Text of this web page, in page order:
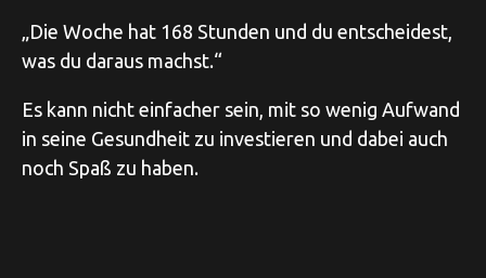
„Die Woche hat 168 Stunden und du entscheidest,
was du daraus machst.“ ⁠
Es kann nicht einfacher sein, mit so wenig Aufwand
in seine Gesundheit zu investieren und dabei auch
noch Spaß zu haben.